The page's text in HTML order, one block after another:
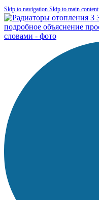
Skip to navigation Skip to main content